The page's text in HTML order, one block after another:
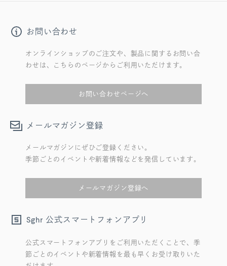
お問い合わせ
オンラインショップのご注文や、製品に関するお問い合
わせは、こちらのページからご利用いただけます。
お問い合わせページへ
メールマガジン登録
メールマガジンにぜひご登録ください。
季節ごとのイベントや新着情報などを発信しています。
メールマガジン登録へ
Sghr 公式スマートフォンアプリ
公式スマートフォンアプリをご利用いただくことで、季
節ごとのイベントや新着情報を最も早くお受け取りいた